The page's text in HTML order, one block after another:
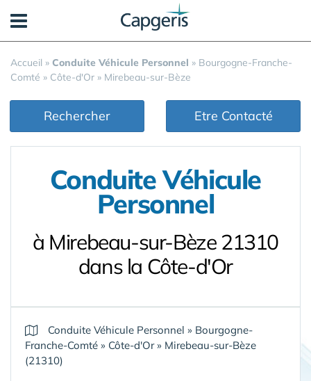
Accueil » Conduite Véhicule Personnel » Bourgogne-Franche-
Comté » Côte-d'Or » Mirebeau-sur-Bèze
Rechercher Etre Contacté
Conduite Véhicule
Personnel
à Mirebeau-sur-Bèze 21310
dans la Côte-d'Or
Conduite Véhicule Personnel » Bourgogne-
Franche-Comté » Côte-d'Or» Mirebeau-sur-Bèze
(21310)